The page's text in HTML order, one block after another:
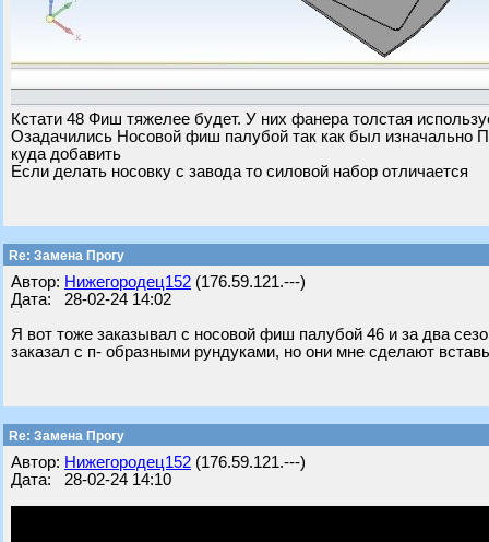
Кстати 48 Фиш тяжелее будет. У них фанера толстая
Озадачились Носовой фиш палубой так как был изначально
куда добавить
Если делать носовку с завода то силовой набор отличается
Re: Замена Прогу
Автор: Нижегородец152 (176.59.121.---)
Дата: 28-02-24 14:02
Я вот тоже заказывал с носовой фиш палубой 46 и за два
заказал с п- образными рундуками, но они мне сделают
Re: Замена Прогу
Автор: Нижегородец152 (176.59.121.---)
Дата: 28-02-24 14:10